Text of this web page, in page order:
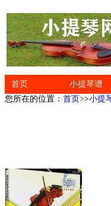
首页 小提琴谱
您所在的位置： 首页>>小提